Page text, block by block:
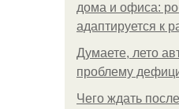
дома и офиса:
адаптируется к
Думаете, лето
проблему
Чего ждать